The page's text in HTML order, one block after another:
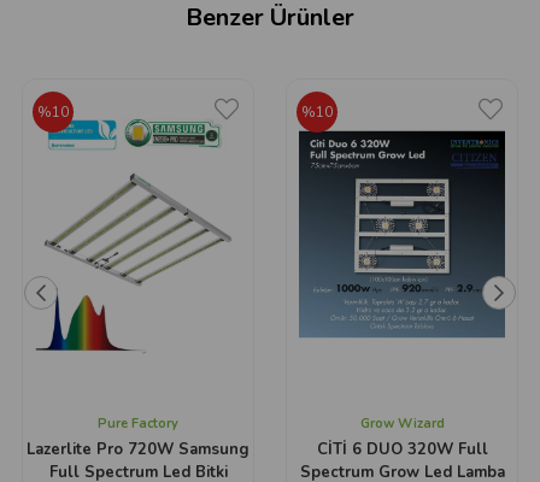
Benzer Ürünler
Pure Factory
Lazerlite Pro 720W Samsung
Full Spectrum Led Bitki
%10
Grow Wizard
CİTİ 6 DUO 320W Full
Spectrum Grow Led Lamba
%10